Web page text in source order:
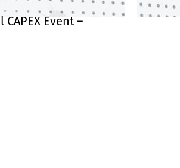
Event –